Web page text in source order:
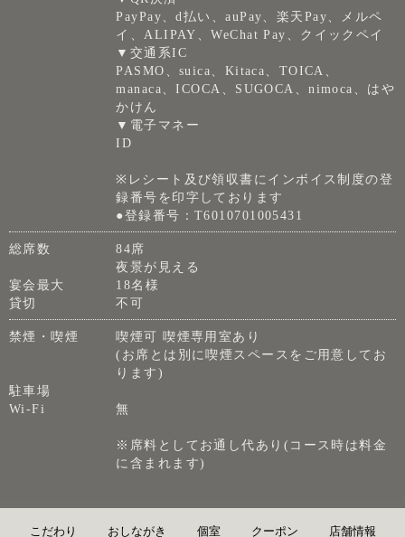
PayPay、d払い、auPay、楽天Pay、メルペ
イ、ALIPAY、WeChat Pay、クイックペイ
▼交通系IC
PASMO、suica、Kitaca、TOICA、
manaca、ICOCA、SUGOCA、nimoca、はや
かけん
▼電子マネー
ID
※レシート及び領収書にインボイス制度の登
録番号を印字しております
●登録番号：T6010701005431
総席数
84席
夜景が見える
宴会最大
18名様
貸切
不可
禁煙・喫煙
喫煙可 喫煙専用室あり
(お席とは別に喫煙スペースをご用意してお
ります)
駐車場
Wi-Fi
無
※席料としてお通し代あり(コース時は料金
に含まれます)
こだわり おしながき 個室 クーポン 店舗情報